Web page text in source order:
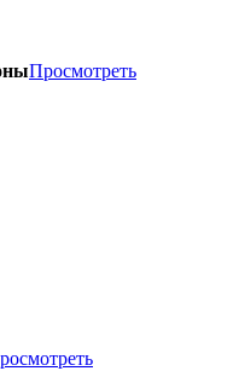
Просмотреть